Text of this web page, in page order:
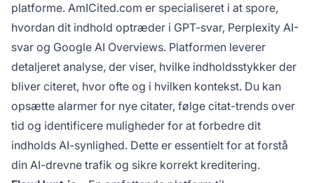
platforme. AmICited.com er specialiseret i at spore,
hvordan dit indhold optræder i GPT-svar, Perplexity AI-
svar og Google AI Overviews. Platformen leverer
detaljeret analyse, der viser, hvilke indholdsstykker der
bliver citeret, hvor ofte og i hvilken kontekst. Du kan
opsætte alarmer for nye citater, følge citat-trends over
tid og identificere muligheder for at forbedre dit
indholds AI-synlighed. Dette er essentielt for at forstå
din AI-drevne trafik og sikre korrekt kreditering.